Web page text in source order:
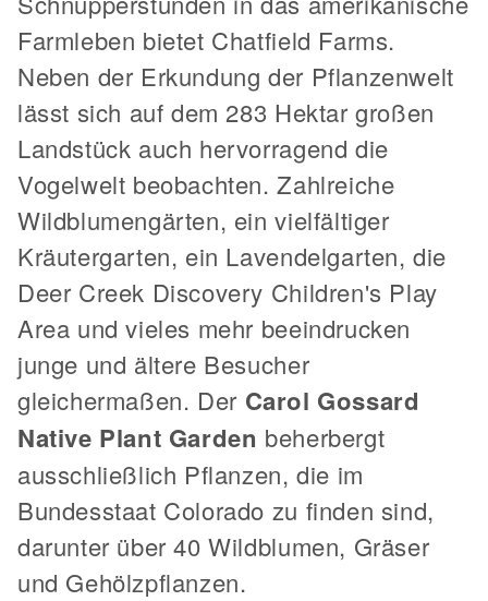
Farmleben bietet Chatfield Farms.
Neben der Erkundung der Pflanzenwelt
lässt sich auf dem 283 Hektar großen
Landstück auch hervorragend die
Vogelwelt beobachten. Zahlreiche
Wildblumengärten, ein vielfältiger
Kräutergarten, ein Lavendelgarten, die
Deer Creek Discovery Children's Play
Area und vieles mehr beeindrucken
junge und ältere Besucher
gleichermaßen. Der Carol Gossard
Native Plant Garden beherbergt
ausschließlich Pflanzen, die im
Bundesstaat Colorado zu finden sind,
darunter über 40 Wildblumen, Gräser
und Gehölzpflanzen.